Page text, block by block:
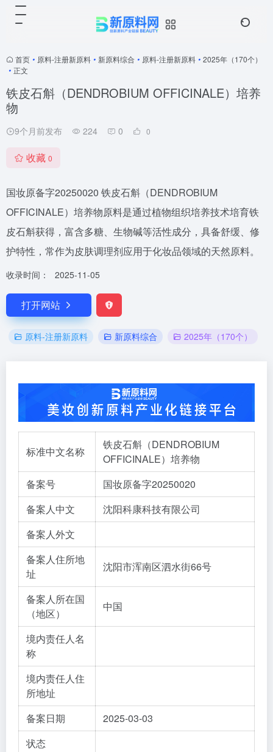
首页 • 原料-注册新原料 • 新原料综合 • 原料-注册新原料 • 2025年（170个）
• 正文
铁皮石斛（DENDROBIUM OFFICINALE）培养
物
9个月前发布 224 0 0
收藏 0
国妆原备字20250020 铁皮石斛（DENDROBIUM
OFFICINALE）培养物原料是通过植物组织培养技术培育铁
皮石斛获得，富含多糖、生物碱等活性成分，具备舒缓、修
护特性，常作为皮肤调理剂应用于化妆品领域的天然原料。
收录时间： 2025-11-05
打开网站
原料-注册新原料 新原料综合 2025年（170个）
标准中文名称
铁皮石斛（DENDROBIUM
OFFICINALE）培养物
备案号
国妆原备字20250020
备案人中文
沈阳科康科技有限公司
备案人外文
备案人住所地
址
沈阳市浑南区泗水街66号
备案人所在国
（地区）
中国
境内责任人名
称
境内责任人住
所地址
备案日期
2025-03-03
状态